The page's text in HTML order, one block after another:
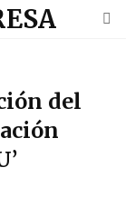
del